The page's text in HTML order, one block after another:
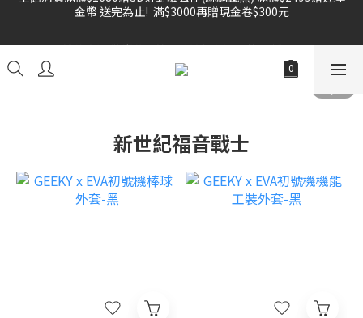
雙倍奉還 歡慶父親節全館褲類任選兩件88折!!!
雙倍奉還 歡慶父親節全館褲類任選兩件88折!!!
新世紀福音戰士